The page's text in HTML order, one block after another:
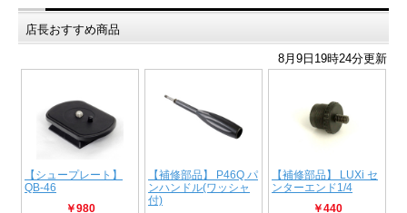
店長おすすめ商品